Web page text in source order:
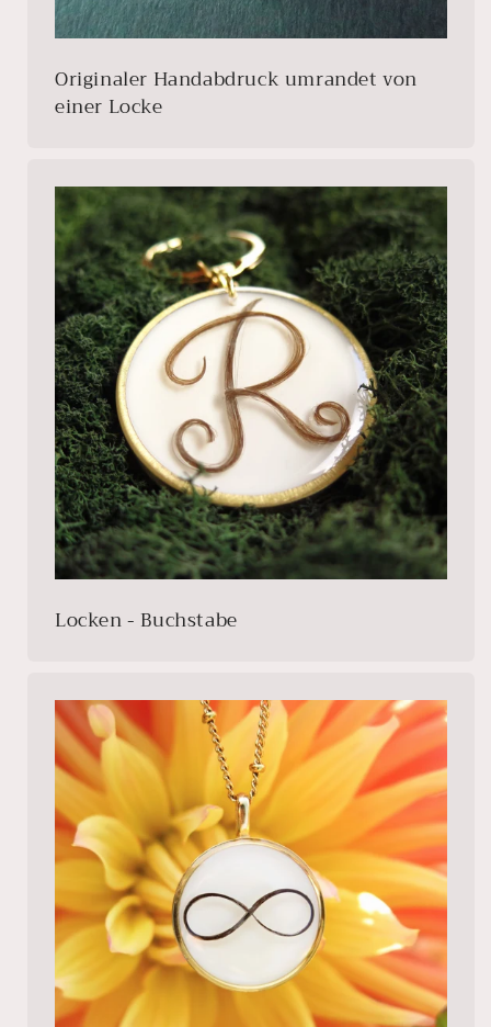
Originaler Handabdruck umrandet von
einer Locke
Locken - Buchstabe